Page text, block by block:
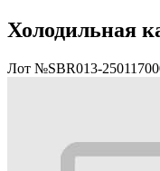
Холодильная
Лот №SBR013-